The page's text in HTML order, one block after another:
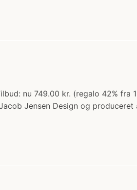
nu 749.00 kr. (regalo 42% fra
Jensen Design og produceret